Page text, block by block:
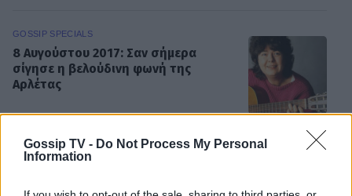
Gossip TV - Do Not Process My Personal
Information
GOSSIP SPECIALS
8 Αυγούστου 2017: Σαν σήμερα
σίγησε η βελούδινη φωνή της
Αρλέτας
MEDIA